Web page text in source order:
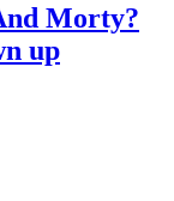
Morty?
up